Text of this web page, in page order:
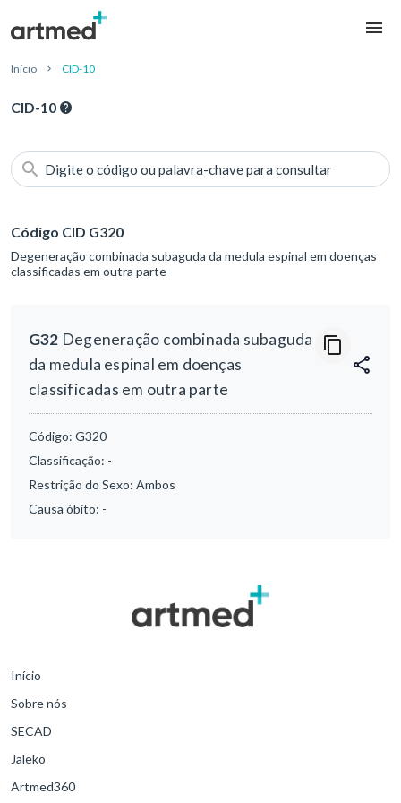
Início CID-10
CID-10
Digite o código ou palavra-chave para consultar
Código CID G320
Degeneração combinada subaguda da medula espinal em doenças
classificadas em outra parte
G32 Degeneração combinada subaguda
da medula espinal em doenças
classificadas em outra parte
Código: G320
Classificação: -
Restrição do Sexo: Ambos
Causa óbito: -
Início
Sobre nós
SECAD
Jaleko
Artmed360